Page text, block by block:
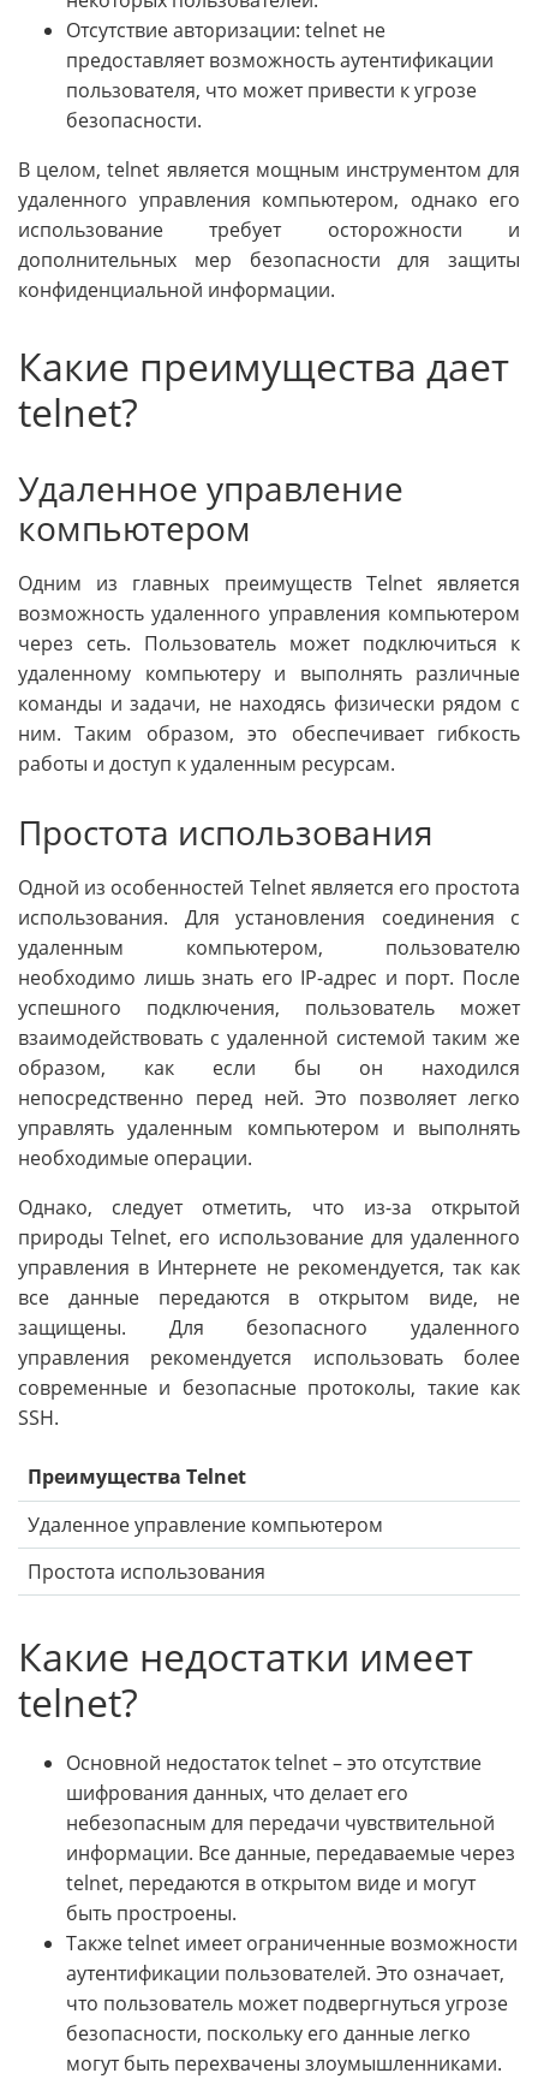
Отсутствие авторизации: telnet не
предоставляет возможность аутентификации
пользователя, что может привести к угрозе
безопасности.
В целом, telnet является мощным инструментом для
удаленного управления компьютером, однако его
использование требует осторожности и
дополнительных мер безопасности для защиты
конфиденциальной информации.
Какие преимущества дает
telnet?
Удаленное управление
компьютером
Одним из главных преимуществ Telnet является
возможность удаленного управления компьютером
через сеть. Пользователь может подключиться к
удаленному компьютеру и выполнять различные
команды и задачи, не находясь физически рядом с
ним. Таким образом, это обеспечивает гибкость
работы и доступ к удаленным ресурсам.
Простота использования
Одной из особенностей Telnet является его простота
использования. Для установления соединения с
удаленным компьютером, пользователю
необходимо лишь знать его IP-адрес и порт. После
успешного подключения, пользователь может
взаимодействовать с удаленной системой таким же
образом, как если бы он находился
непосредственно перед ней. Это позволяет легко
управлять удаленным компьютером и выполнять
необходимые операции.
Однако, следует отметить, что из-за открытой
природы Telnet, его использование для удаленного
управления в Интернете не рекомендуется, так как
все данные передаются в открытом виде, не
защищены. Для безопасного удаленного
управления рекомендуется использовать более
современные и безопасные протоколы, такие как
SSH.
Преимущества Telnet
Удаленное управление компьютером
Простота использования
Какие недостатки имеет
telnet?
Основной недостаток telnet – это отсутствие
шифрования данных, что делает его
небезопасным для передачи чувствительной
информации. Все данные, передаваемые через
telnet, передаются в открытом виде и могут
быть простроены.
Также telnet имеет ограниченные возможности
аутентификации пользователей. Это означает,
что пользователь может подвергнуться угрозе
безопасности, поскольку его данные легко
могут быть перехвачены злоумышленниками.